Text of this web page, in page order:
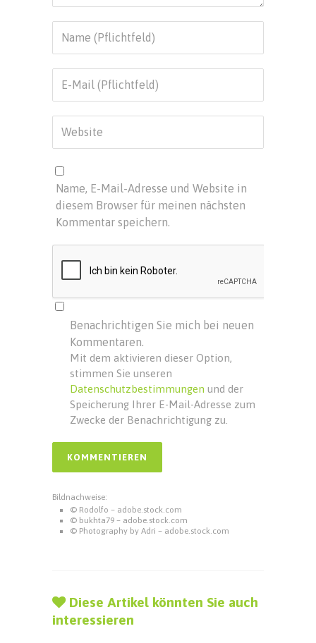
Name, E-Mail-Adresse und Website in
diesem Browser für meinen nächsten
Kommentar speichern.
Benachrichtigen Sie mich bei neuen
Kommentaren.
Mit dem aktivieren dieser Option,
stimmen Sie unseren
Datenschutzbestimmungen und der
Speicherung Ihrer E-Mail-Adresse zum
Zwecke der Benachrichtigung zu.
Bildnachweise:
© Rodolfo – adobe.stock.com
© bukhta79 – adobe.stock.com
© Photography by Adri – adobe.stock.com
Diese Artikel könnten Sie auch
interessieren